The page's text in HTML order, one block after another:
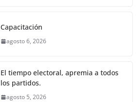
s
A
p
e
n
er
Capacitación
agosto 6, 2026
El tiempo electoral, apremia a todos
los partidos.
agosto 5, 2026